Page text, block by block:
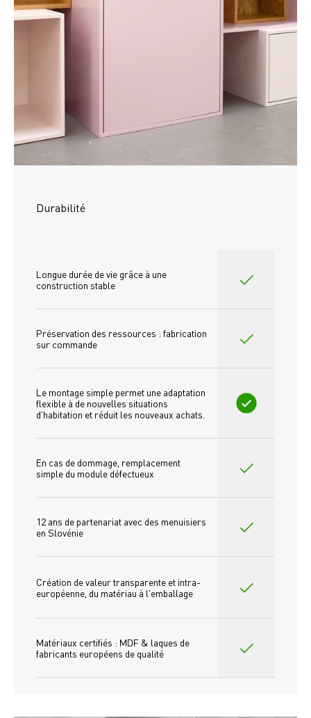
Durabilité
Longue durée de vie grâce à une
construction stable
Préservation des ressources : fabrication
sur commande
Le montage simple permet une adaptation
flexible à de nouvelles situations
d'habitation et réduit les nouveaux achats.
En cas de dommage, remplacement
simple du module défectueux
12 ans de partenariat avec des menuisiers
en Slovénie
Création de valeur transparente et intra-
européenne, du matériau à l'emballage
Matériaux certifiés : MDF & laques de
fabricants européens de qualité